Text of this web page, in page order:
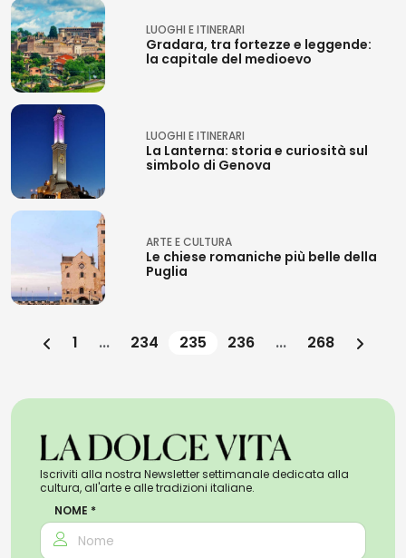
LUOGHI E ITINERARI
Gradara, tra fortezze e leggende:
la capitale del medioevo
LUOGHI E ITINERARI
La Lanterna: storia e curiosità sul
simbolo di Genova
ARTE E CULTURA
Le chiese romaniche più belle della
Puglia
1 ... 234 235 236 ... 268
Iscriviti alla nostra Newsletter settimanale dedicata alla
cultura, all'arte e alle tradizioni italiane.
NOME *